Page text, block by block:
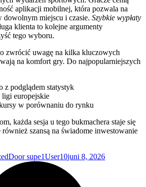
aplikacji mobilnej, która pozwala na
dowolnym miejscu i czasie. Szybkie wypłaty
klienta to kolejne argumenty
tego wyboru.
zwrócić uwagę na kilka kluczowych
na komfort gry. Do najpopularniejszych
z podglądem statystyk
ligi europejskie
w porównaniu do rynku
każda sesja u tego bukmachera staje się
szansą na świadome inwestowanie
Doorsupe1User10juni 8, 2026